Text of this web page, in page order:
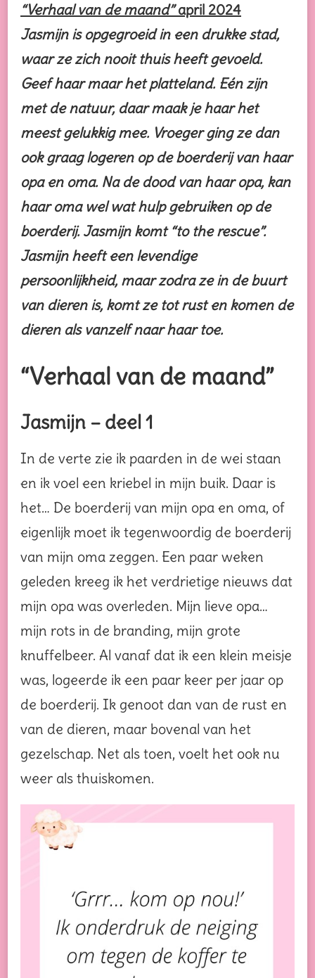
“Verhaal van de maand”april 2024
Jasmijn is opgegroeid in een drukke stad,
waar ze zich nooit thuis heeft gevoeld.
Geef haar maar het platteland. Eén zijn
met de natuur, daar maak je haar het
meest gelukkig mee. Vroeger ging ze dan
ook graag logeren op de boerderij van haar
opa en oma. Na de dood van haar opa, kan
haar oma wel wat hulp gebruiken op de
boerderij. Jasmijn komt “to the rescue”.
Jasmijn heeft een levendige
persoonlijkheid, maar zodra ze in de buurt
van dieren is, komt ze tot rust en komen de
dieren als vanzelf naar haar toe.
“Verhaal van de maand”
Jasmijn – deel 1
In de verte zie ik paarden in de wei staan
en ik voel een kriebel in mijn buik. Daar is
het… De boerderij van mijn opa en oma, of
eigenlijk moet ik tegenwoordig de boerderij
van mijn oma zeggen. Een paar weken
geleden kreeg ik het verdrietige nieuws dat
mijn opa was overleden. Mijn lieve opa…
mijn rots in de branding, mijn grote
knuffelbeer. Al vanaf dat ik een klein meisje
was, logeerde ik een paar keer per jaar op
de boerderij. Ik genoot dan van de rust en
van de dieren, maar bovenal van het
gezelschap. Net als toen, voelt het ook nu
weer als thuiskomen.